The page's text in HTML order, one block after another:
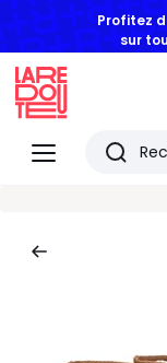
Profitez
sur
Menu
Redoute